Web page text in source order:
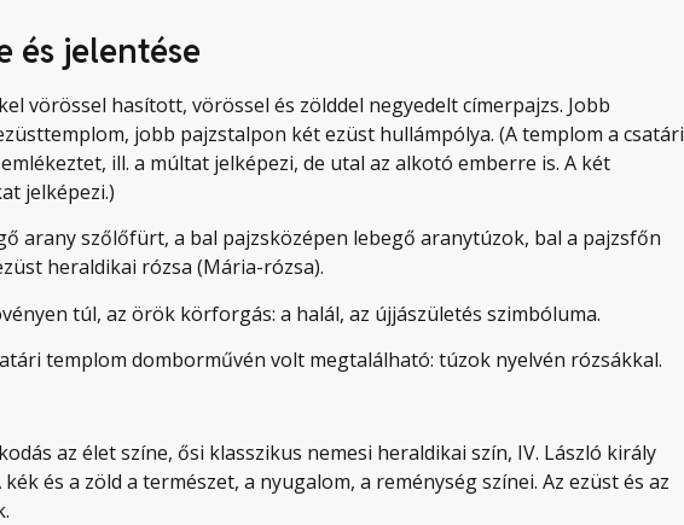
és jelentése
vörössel hasított, vörössel és zölddel negyedelt címerpajzs. Jobb
jobb pajzstalpon két ezüst hullámpólya. (A templom a csatári
ill. a múltat jelképezi, de utal az alkotó emberre is. A két
jelképezi.)
arany szőlőfürt, a bal pajzsközépen lebegő aranytúzok, bal a pajzsfőn
heraldikai rózsa (Mária-rózsa).
túl, az örök körforgás: a halál, az újjászületés szimbóluma.
templom domborművén volt megtalálható: túzok nyelvén rózsákkal.
az élet színe, ősi klasszikus nemesi heraldikai szín, IV. László király
és a zöld a természet, a nyugalom, a reménység színei. Az ezüst és az